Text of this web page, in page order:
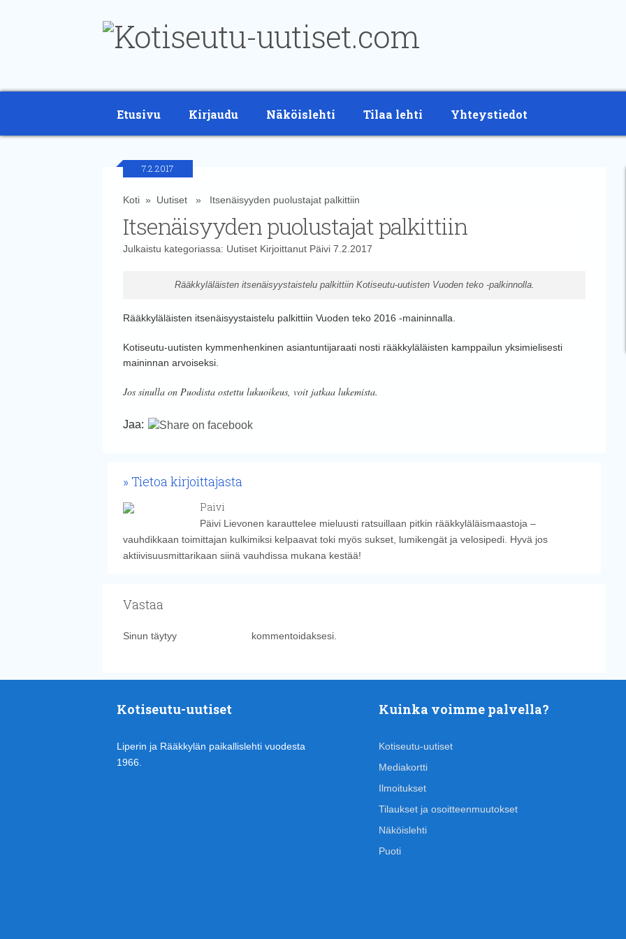
Etusivu Kirjaudu Näköislehti Tilaa lehti Yhteystiedot
7.2.2017
Koti» Uutiset» Itsenäisyyden puolustajat palkittiin
Itsenäisyyden puolustajat palkittiin
Julkaistu kategoriassa: UutisetKirjoittanut Päivi7.2.2017
Rääkkyläläisten itsenäisyystaistelu palkittiin Kotiseutu-uutisten Vuoden teko -palkinnolla.
Rääkkyläläisten itsenäisyystaistelu palkittiin Vuoden teko 2016 -maininnalla.
Kotiseutu-uutisten kymmenhenkinen asiantuntijaraati nosti rääkkyläläisten kamppailun yksimielisesti
maininnan arvoiseksi.
Jos sinulla on Puodista ostettu lukuoikeus, voit jatkaa lukemista.
Jaa:
Tietoa kirjoittajasta
Paivi
Päivi Lievonen karauttelee mieluusti ratsuillaan pitkin rääkkyläläismaastoja –
vauhdikkaan toimittajan kulkimiksi kelpaavat toki myös sukset, lumikengät ja velosipedi. Hyvä jos
aktiivisuusmittarikaan siinä vauhdissa mukana kestää!
Vastaa
Sinun täytyy kommentoidaksesi.
Kotiseutu-uutiset
Liperin ja Rääkkylän paikallislehti vuodesta
1966.
Kuinka voimme palvella?
Kotiseutu-uutiset
Mediakortti
Ilmoitukset
Tilaukset ja osoitteenmuutokset
Näköislehti
Puoti